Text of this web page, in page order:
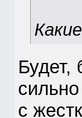
Будет,
с